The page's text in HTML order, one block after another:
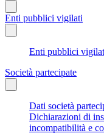
Enti pubblici vigilati
Enti pubblici
Società partecipate
Dati società
Dichiarazioni di
incompatibilità e